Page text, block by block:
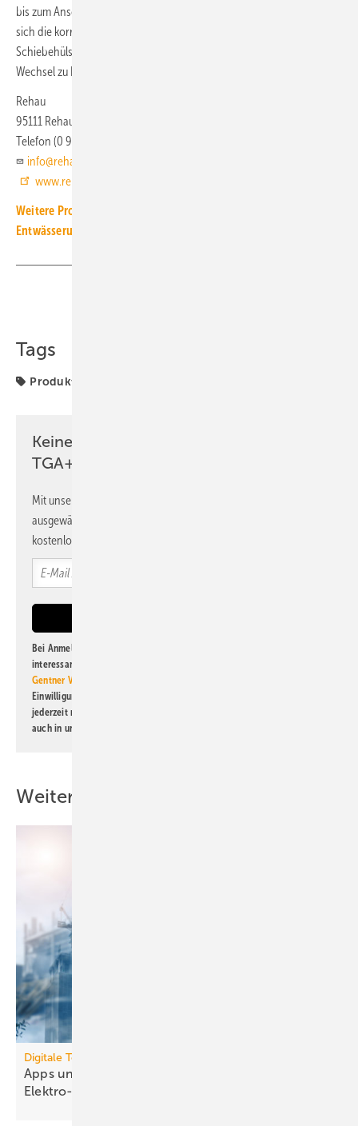
bis zum Anschlag in das Rohr gesteckt. Mit einem Sichtfenster lässt
sich die korrekte Lage überprüfen. Abschließend wird die
Schiebehülse mit dem Montagewerkzeug auf den Fitting verpresst. Ein
Wechsel zu Rautitan ist mit Übergangskupplungen möglich.
Rehau
95111 Rehau
Telefon (0 92 83) 7 70
info@rehau.com
www.rehau.de
Weitere Produkt-Meldungen zum Thema Installations- und
Entwässerungstechnik
Tags
Produkte
Keine Zeit? Kein Problem mit dem
TGA+E Newsletter!
Mit unserem Newsletter erhalten Sie regelmäßig von uns
ausgewählte Informationen und Neuigkeiten, gebündelt und
kostenlos direkt ins Postfach.
Bei Anmeldung zu diesem Newsletter bin ich damit einverstanden, über
interessante Verlags- und Online-Angebote
Gentner Verlag GmbH & Co. KG
Einwilligung kann ich jederzeit widerrufen und eine Abmeldung ist
jederzeit möglich. Informationen zum Umgang mit Daten finden Sie
auch in unserer
Weitere Inhalte
Digitale Tools
Apps und Soft­ware für die TGA- und
Elek­tro-Branche